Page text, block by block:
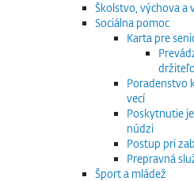
Školstvo, výchova a
Sociálna pomoc
Karta pre
Poradenstvo
vecí
Poskytnutie
núdzi
Postup pri
Prepravná
Šport a mládež